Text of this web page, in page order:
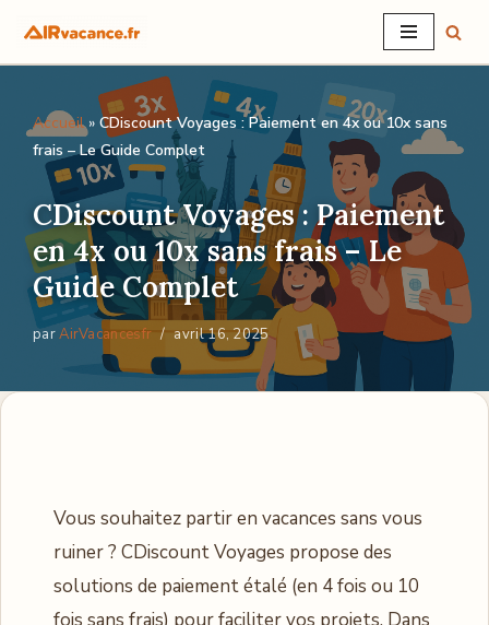
Aller
contenu
Accueil» CDiscount Voyages : Paiement en 4x ou 10x sans
frais – Le Guide Complet
CDiscount Voyages : Paiement
en 4x ou 10x sans frais – Le
Guide Complet
parAirVacancesfr avril 16, 2025
Vous souhaitez partir en vacances sans vous
ruiner ? CDiscount Voyages propose des
solutions de paiement étalé (en 4 fois ou 10